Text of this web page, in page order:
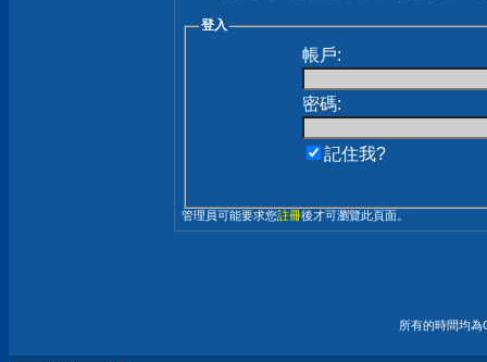
登入
帳戶:
密碼:
記住我?
管理員可能要求您註冊後才可瀏覽此頁面。
所有的時間均為